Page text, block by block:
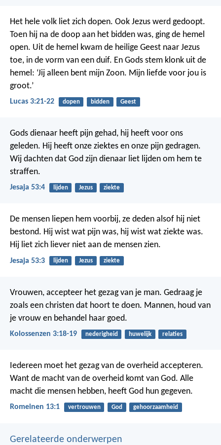
Het hele volk liet zich dopen. Ook Jezus werd gedoopt.
Toen hij na de doop aan het bidden was, ging de hemel
open. Uit de hemel kwam de heilige Geest naar Jezus
toe, in de vorm van een duif. En Gods stem klonk uit de
hemel: ‘Jij alleen bent mijn Zoon. Mijn liefde voor jou is
groot.’
Lucas 3:21-22 dopen bidden Geest
Gods dienaar heeft pijn gehad, hij heeft voor ons
geleden. Hij heeft onze ziektes en onze pijn gedragen.
Wij dachten dat God zijn dienaar liet lijden om hem te
straffen.
Jesaja 53:4 lijden Jezus ziekte
De mensen liepen hem voorbij, ze deden alsof hij niet
bestond. Hij wist wat pijn was, hij wist wat ziekte was.
Hij liet zich liever niet aan de mensen zien.
Jesaja 53:3 lijden Jezus ziekte
Vrouwen, accepteer het gezag van je man. Gedraag je
zoals een christen dat hoort te doen. Mannen, houd van
je vrouw en behandel haar goed.
Kolossenzen 3:18-19 nederigheid huwelijk relaties
Iedereen moet het gezag van de overheid accepteren.
Want de macht van de overheid komt van God. Alle
macht die mensen hebben, heeft God hun gegeven.
Romeinen 13:1 vertrouwen God gehoorzaamheid
Gerelateerde onderwerpen